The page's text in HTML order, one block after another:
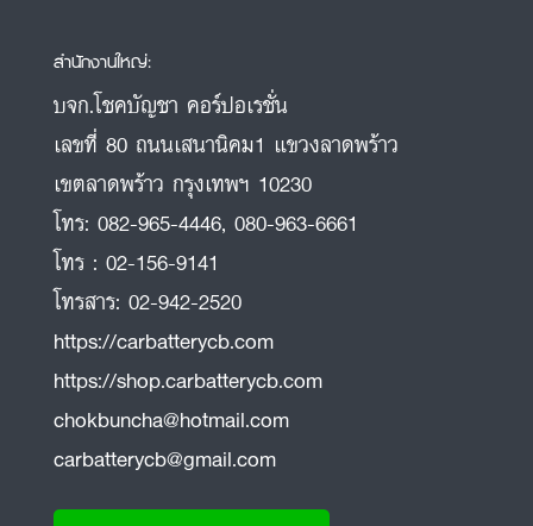
สำนักงานใหญ่:
บจก.โชคบัญชา คอร์ปอเรชั่น
เลขที่ 80 ถนนเสนานิคม1 แขวงลาดพร้าว
เขตลาดพร้าว กรุงเทพฯ 10230
โทร: 082-965-4446, 080-963-6661
โทร : 02-156-9141
โทรสาร: 02-942-2520
https://carbatterycb.com
https://shop.carbatterycb.com
chokbuncha@hotmail.com
carbatterycb@gmail.com